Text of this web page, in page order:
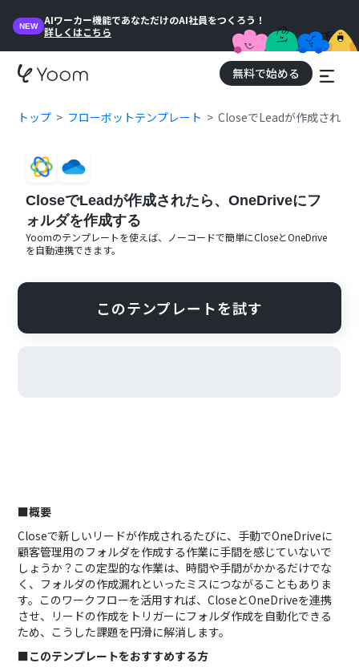
NEW
AIワーカー機能であなただけのAI社員をつくろう！
詳しくはこちら
無料で始める
トップ フローボットテンプレート CloseでLeadが作成された
CloseでLeadが作成されたら、OneDriveにフ
ォルダを作成する
Yoomのテンプレートを使えば、ノーコードで簡単にCloseとOneDrive
を自動連携できます。
このテンプレートを試す
■概要
Closeで新しいリードが作成されるたびに、手動でOneDriveに
顧客管理用のフォルダを作成する作業に手間を感じていないで
しょうか？この定型的な作業は、時間や手間がかかるだけでな
く、フォルダの作成漏れといったミスにつながることもありま
す。このワークフローを活用すれば、CloseとOneDriveを連携
させ、リードの作成をトリガーにフォルダ作成を自動化できる
ため、こうした課題を円滑に解消します。
■このテンプレートをおすすめする方